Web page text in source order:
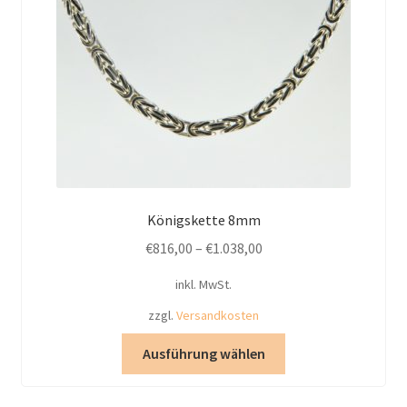
Produktseite
gewählt
werden
Königskette 8mm
€816,00 – €1.038,00
inkl. MwSt.
zzgl. Versandkosten
Ausführung wählen